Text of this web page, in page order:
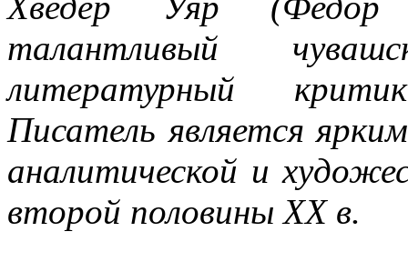
талантливый
литературный
Писатель является
аналитической и
второй половины ХХ в.